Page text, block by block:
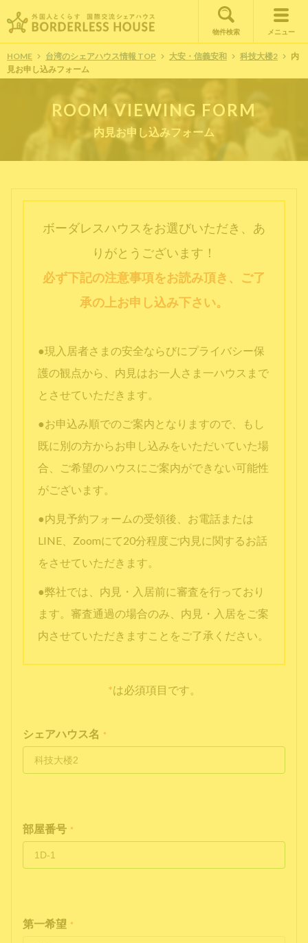
物件検索 メニュー
HOME 台湾のシェアハウス情報 TOP 大安・信義安和 科技大楼2
内
見お申し込みフォーム
ROOM VIEWING FORM
内見お申し込みフォーム
ボーダレスハウスをお選びいただき、あ
りがとうございます！
必ず下記の注意事項をお読み頂き、ご了
承の上お申し込み下さい。
●現入居者さまの安全ならびにプライバシー保
護の観点から、内見はお一人さま一ハウスまで
とさせていただきます。
●お申込み順でのご案内となりますので、もし
既に別の方からお申し込みをいただいていた場
合、ご希望のハウスにご案内ができない可能性
がございます。
●内見予約フォームの受領後、お電話または
LINE、Zoomにて20分程度ご内見に関するお話
をさせていただきます。
●弊社では、内見・入居前に審査を行っており
ます。審査通過の場合のみ、内見・入居をご案
内させていただきますことをご了承ください。
*は必須項目です。
シェアハウス名 *
部屋番号 *
第一希望 *